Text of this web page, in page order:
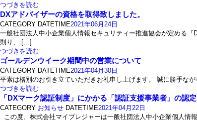
つづきを読む
DXアドバイザーの資格を取得致しました。
CATEGORY DATETIME2021年06月24日
一般社団法人中小企業個人情報セキュリティー推進協会が定める
則り、 […]
つづきを読む
ゴールデンウイーク期間中の営業について
CATEGORY DATETIME2021年04月30日
平素は格別のお引き立ていただきお礼申し上げます。 誠に勝手な
つづきを読む
「DXマーク認証制度」にかかる「認証支援事業者」の認
CATEGORY お知らせ DATETIME2021年04月22日
この度、株式会社マイプレジャーは一般社団法人中小企業個人情